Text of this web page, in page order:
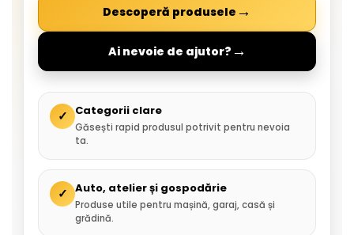
Descoperă produsele →
Ai nevoie de ajutor? →
✓ Categorii clare
Găsești rapid produsul potrivit pentru nevoia
ta.
✓ Auto, atelier și gospodărie
Produse utile pentru mașină, garaj, casă și
grădină.